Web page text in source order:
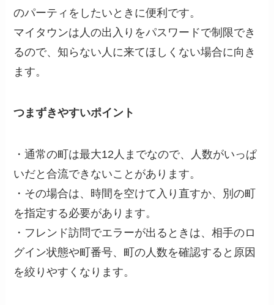
のパーティをしたいときに便利です。
マイタウンは人の出入りをパスワードで制限でき
るので、知らない人に来てほしくない場合に向き
ます。
つまずきやすいポイント
・通常の町は最大12人までなので、人数がいっぱ
いだと合流できないことがあります。
・その場合は、時間を空けて入り直すか、別の町
を指定する必要があります。
・フレンド訪問でエラーが出るときは、相手のロ
グイン状態や町番号、町の人数を確認すると原因
を絞りやすくなります。